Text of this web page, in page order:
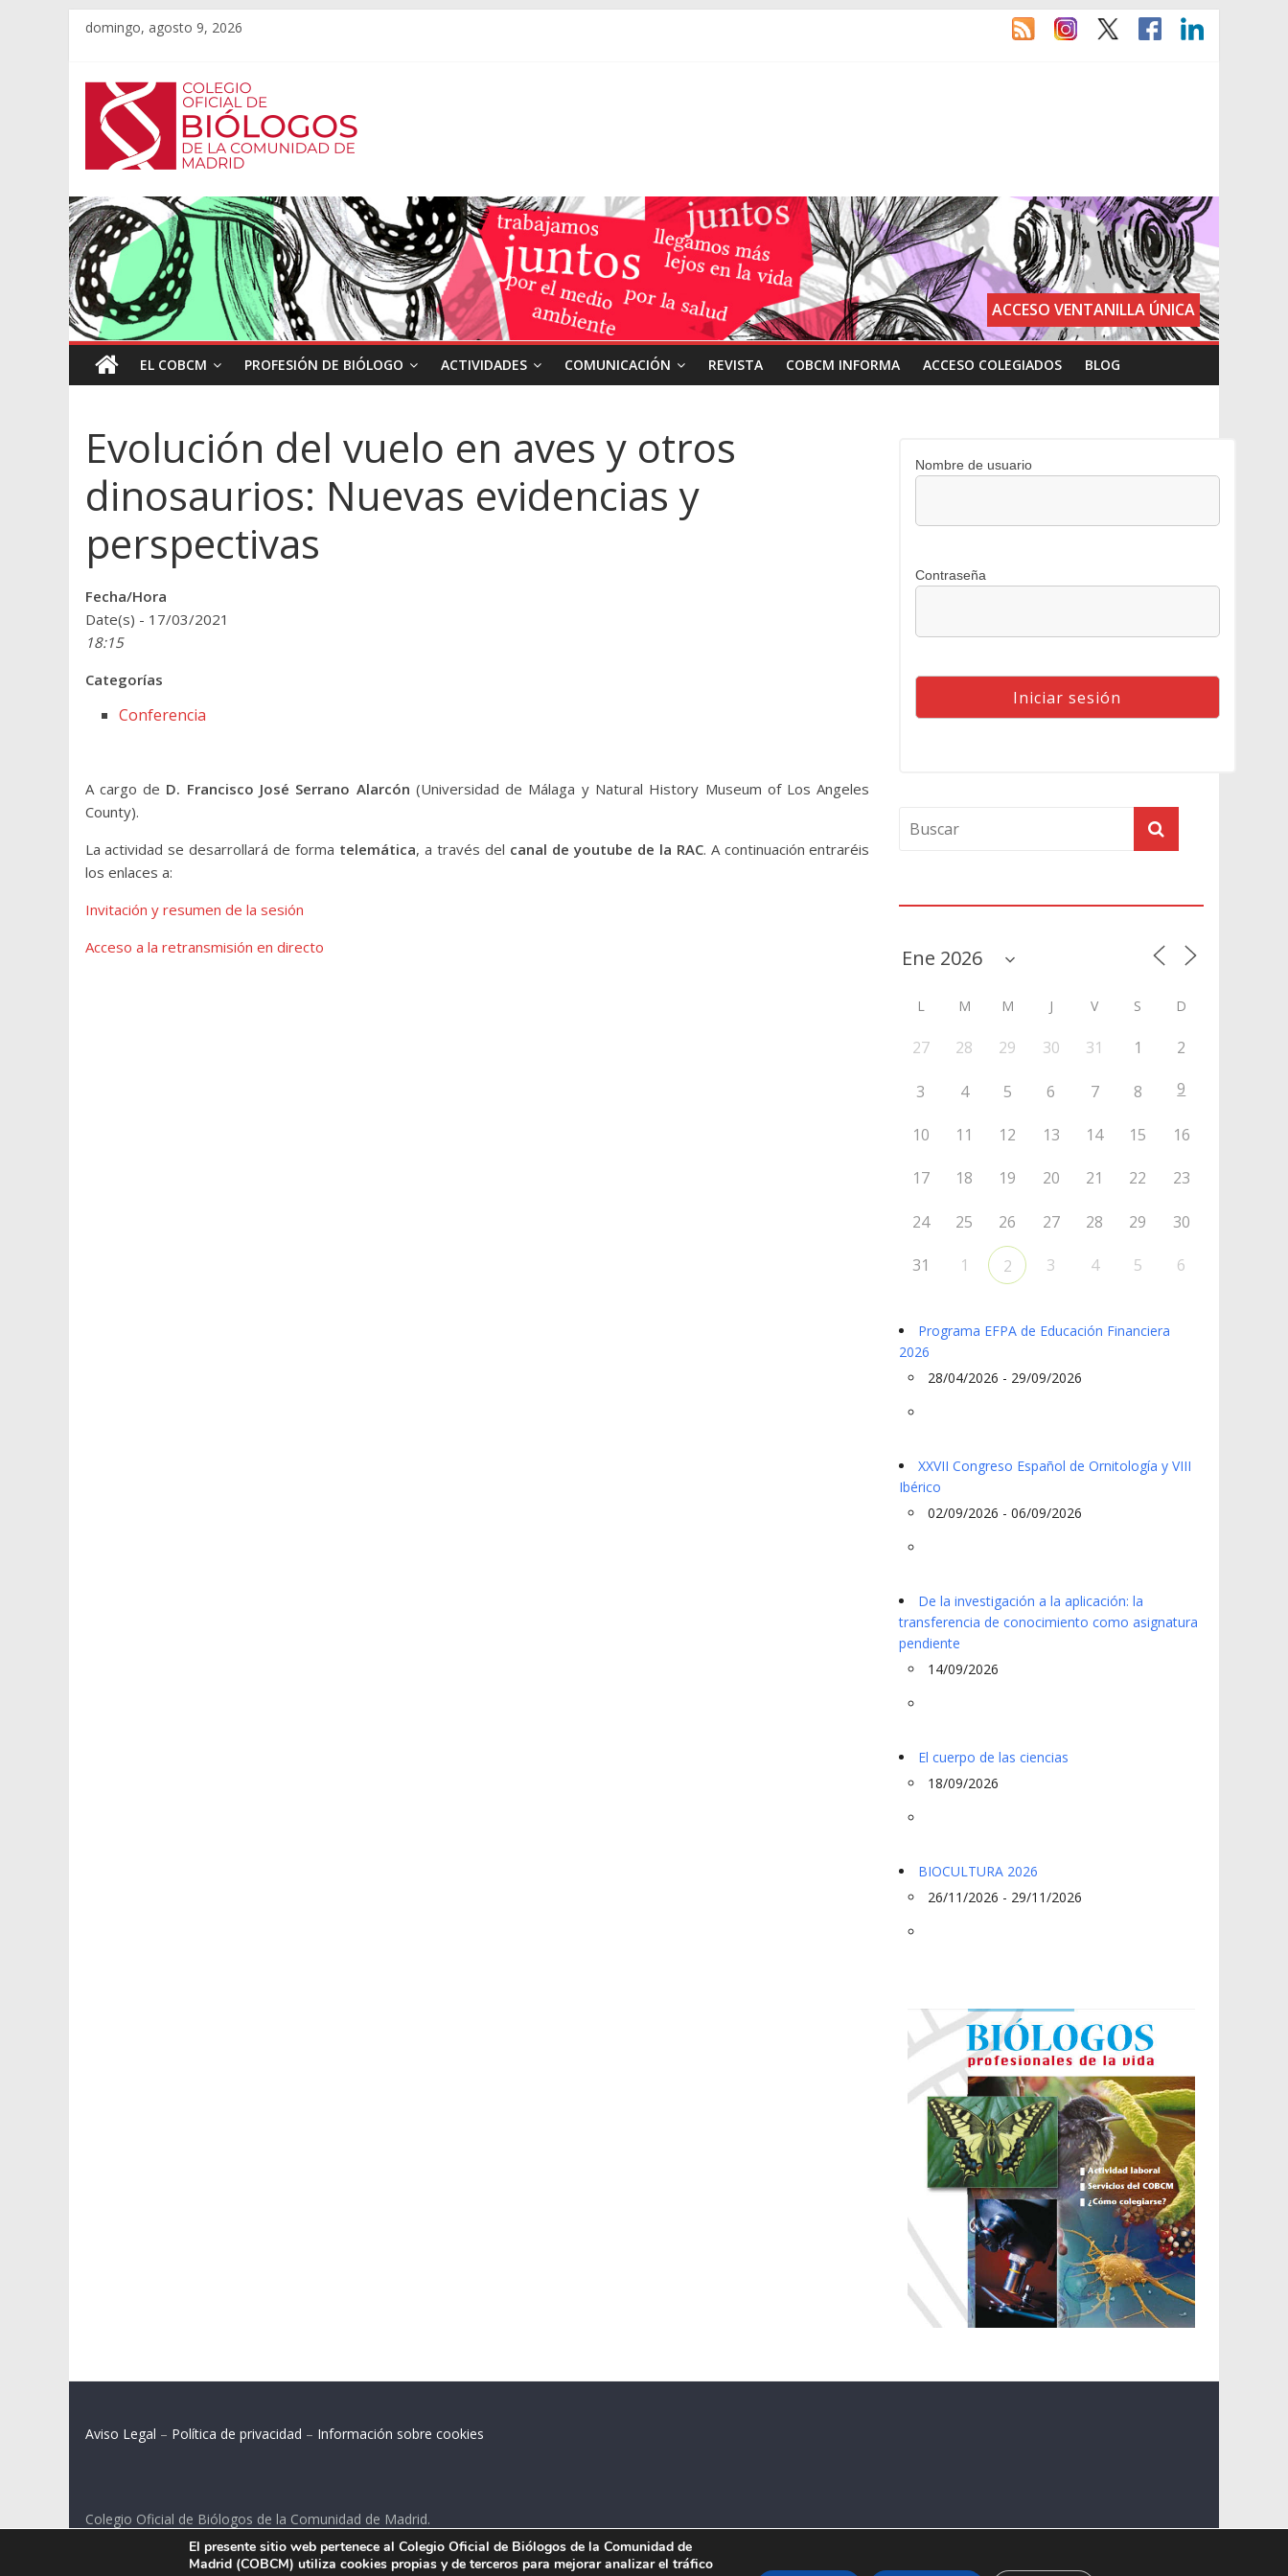
domingo, agosto 9, 2026
ACCESO VENTANILLA ÚNICA
EL COBCM PROFESIÓN DE BIÓLOGO ACTIVIDADES COMUNICACIÓN REVISTA COBCM INFORMA ACCESO COLEGIADOS BLOG
Evolución del vuelo en aves y otros
dinosaurios: Nuevas evidencias y
perspectivas
Fecha/Hora
Date(s) - 17/03/2021
18:15
Categorías
Conferencia
A cargo de D. Francisco José Serrano Alarcón (Universidad de Málaga y Natural History Museum of Los Angeles
County).
La actividad se desarrollará de forma telemática, a través del canal de youtube de la RAC. A continuación entraréis
los enlaces a:
Invitación y resumen de la sesión
Acceso a la retransmisión en directo
Nombre de usuario
Contraseña
L M M J V S D
27 28 29 30 31 1 2
3 4 5 6 7 8 9
10 11 12 13 14 15 16
17 18 19 20 21 22 23
24 25 26 27 28 29 30
31 1 2 3 4 5 6
Programa EFPA de Educación Financiera
2026
28/04/2026 - 29/09/2026
XXVII Congreso Español de Ornitología y VIII
Ibérico
02/09/2026 - 06/09/2026
De la investigación a la aplicación: la
transferencia de conocimiento como asignatura
pendiente
14/09/2026
El cuerpo de las ciencias
18/09/2026
BIOCULTURA 2026
26/11/2026 - 29/11/2026
Aviso Legal – Política de privacidad – Información sobre cookies
Colegio Oficial de Biólogos de la Comunidad de Madrid.
C/ Santa Engracia 108, 2º int.izq. 28003 Madrid.
El presente sitio web pertenece al Colegio Oficial de Biólogos de la Comunidad de
Madrid (COBCM) utiliza cookies propias y de terceros para mejorar analizar el tráfico